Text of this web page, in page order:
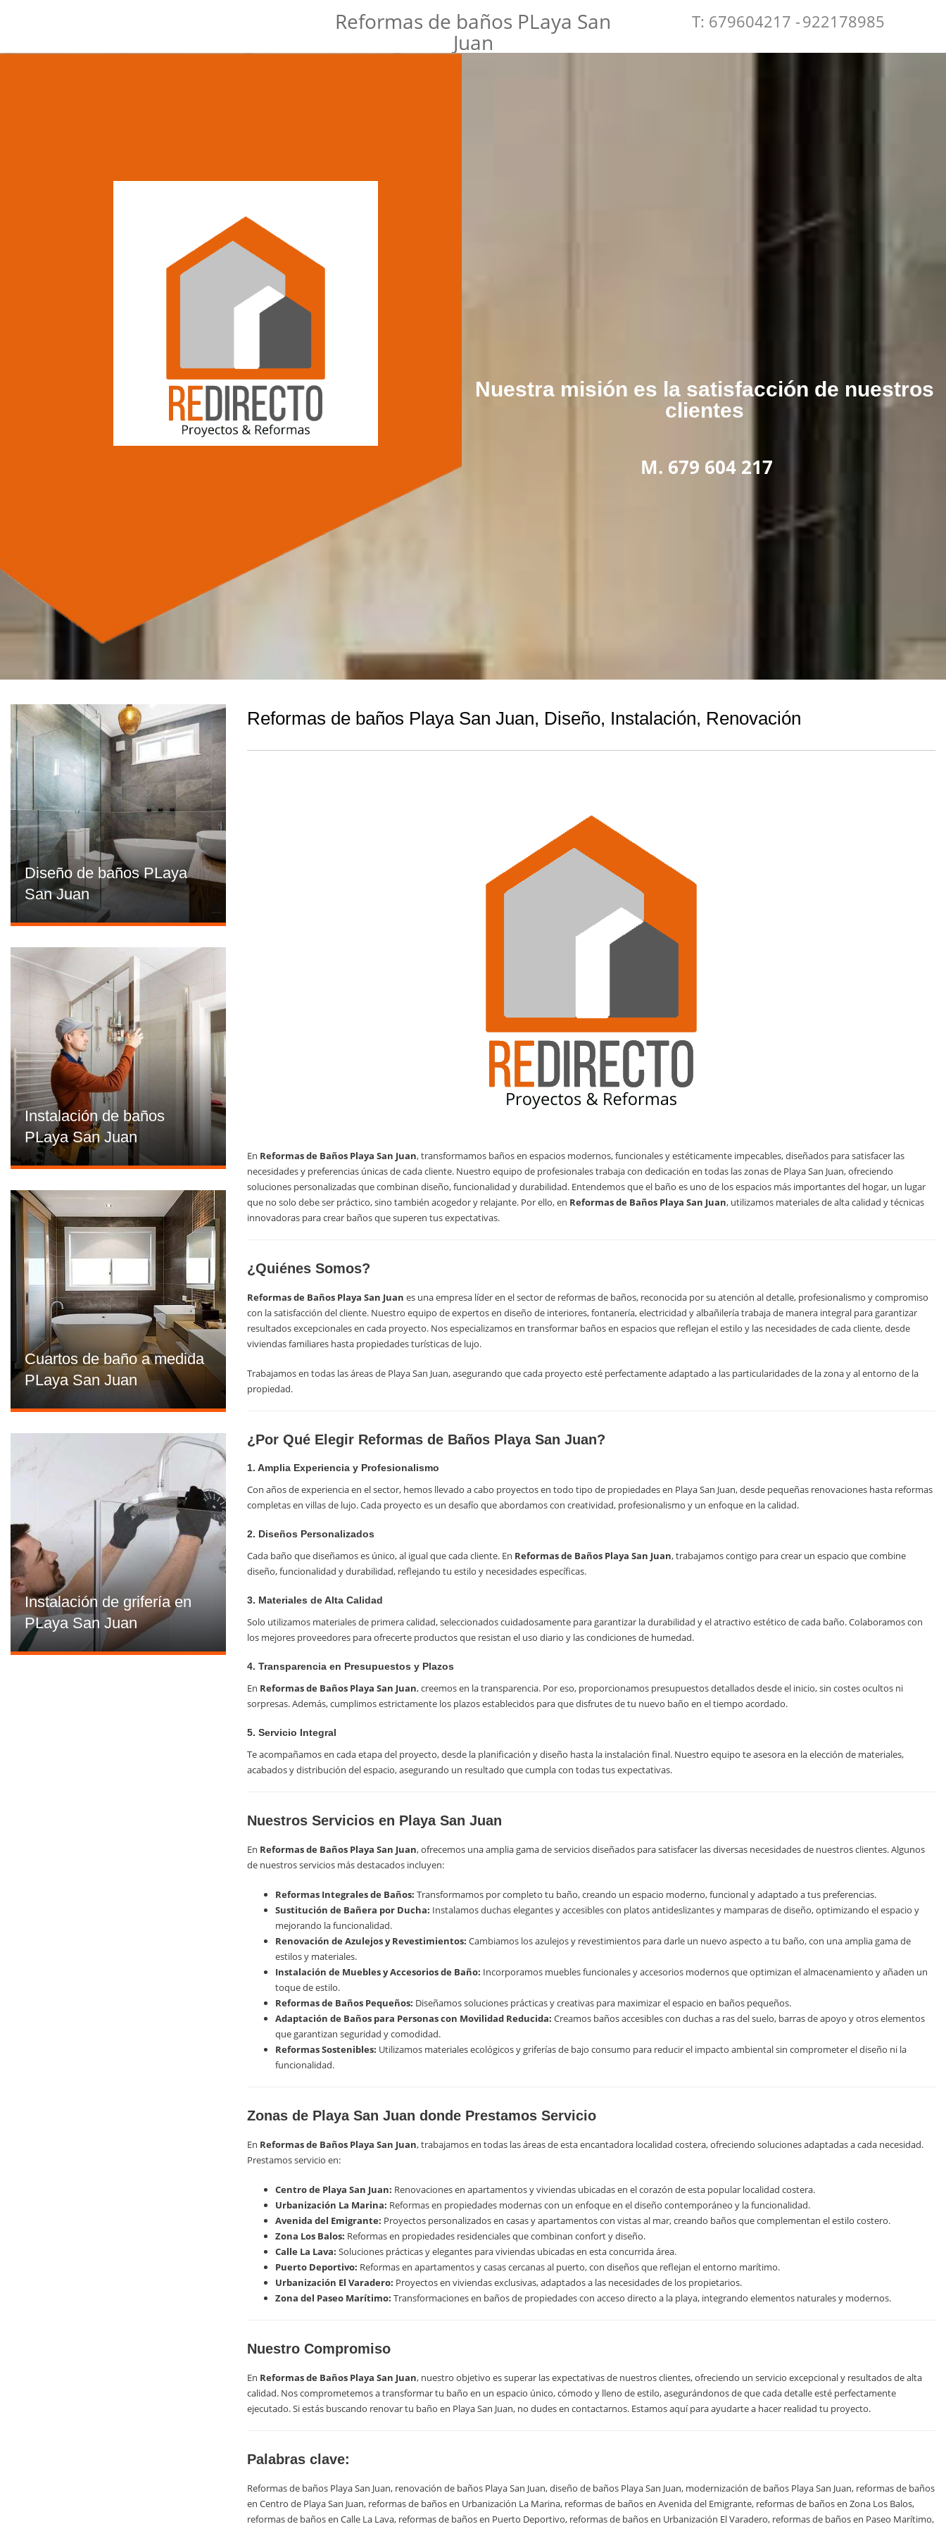
Reformas de baños PLaya San
Juan
T: 679604217 -922178985
Nuestra misión es la satisfacción de nuestros
clientes
M. 679 604 217
Diseño de baños PLaya
San Juan
Instalación de baños
PLaya San Juan
Cuartos de baño a medida
PLaya San Juan
Instalación de grifería en
PLaya San Juan
Reformas de baños Playa San Juan, Diseño, Instalación, Renovación
En Reformas de Baños Playa San Juan, transformamos baños en espacios modernos, funcionales y estéticamente impecables, diseñados para satisfacer las
necesidades y preferencias únicas de cada cliente. Nuestro equipo de profesionales trabaja con dedicación en todas las zonas de Playa San Juan, ofreciendo
soluciones personalizadas que combinan diseño, funcionalidad y durabilidad. Entendemos que el baño es uno de los espacios más importantes del hogar, un lugar
que no solo debe ser práctico, sino también acogedor y relajante. Por ello, en Reformas de Baños Playa San Juan, utilizamos materiales de alta calidad y técnicas
innovadoras para crear baños que superen tus expectativas.
¿Quiénes Somos?
Reformas de Baños Playa San Juan es una empresa líder en el sector de reformas de baños, reconocida por su atención al detalle, profesionalismo y compromiso
con la satisfacción del cliente. Nuestro equipo de expertos en diseño de interiores, fontanería, electricidad y albañilería trabaja de manera integral para garantizar
resultados excepcionales en cada proyecto. Nos especializamos en transformar baños en espacios que reflejan el estilo y las necesidades de cada cliente, desde
viviendas familiares hasta propiedades turísticas de lujo.
Trabajamos en todas las áreas de Playa San Juan, asegurando que cada proyecto esté perfectamente adaptado a las particularidades de la zona y al entorno de la
propiedad.
¿Por Qué Elegir Reformas de Baños Playa San Juan?
1. Amplia Experiencia y Profesionalismo
Con años de experiencia en el sector, hemos llevado a cabo proyectos en todo tipo de propiedades en Playa San Juan, desde pequeñas renovaciones hasta reformas
completas en villas de lujo. Cada proyecto es un desafío que abordamos con creatividad, profesionalismo y un enfoque en la calidad.
2. Diseños Personalizados
Cada baño que diseñamos es único, al igual que cada cliente. En Reformas de Baños Playa San Juan, trabajamos contigo para crear un espacio que combine
diseño, funcionalidad y durabilidad, reflejando tu estilo y necesidades específicas.
3. Materiales de Alta Calidad
Solo utilizamos materiales de primera calidad, seleccionados cuidadosamente para garantizar la durabilidad y el atractivo estético de cada baño. Colaboramos con
los mejores proveedores para ofrecerte productos que resistan el uso diario y las condiciones de humedad.
4. Transparencia en Presupuestos y Plazos
En Reformas de Baños Playa San Juan, creemos en la transparencia. Por eso, proporcionamos presupuestos detallados desde el inicio, sin costes ocultos ni
sorpresas. Además, cumplimos estrictamente los plazos establecidos para que disfrutes de tu nuevo baño en el tiempo acordado.
5. Servicio Integral
Te acompañamos en cada etapa del proyecto, desde la planificación y diseño hasta la instalación final. Nuestro equipo te asesora en la elección de materiales,
acabados y distribución del espacio, asegurando un resultado que cumpla con todas tus expectativas.
Nuestros Servicios en Playa San Juan
En Reformas de Baños Playa San Juan, ofrecemos una amplia gama de servicios diseñados para satisfacer las diversas necesidades de nuestros clientes. Algunos
de nuestros servicios más destacados incluyen:
Reformas Integrales de Baños: Transformamos por completo tu baño, creando un espacio moderno, funcional y adaptado a tus preferencias.
Sustitución de Bañera por Ducha: Instalamos duchas elegantes y accesibles con platos antideslizantes y mamparas de diseño, optimizando el espacio y
mejorando la funcionalidad.
Renovación de Azulejos y Revestimientos: Cambiamos los azulejos y revestimientos para darle un nuevo aspecto a tu baño, con una amplia gama de
estilos y materiales.
Instalación de Muebles y Accesorios de Baño: Incorporamos muebles funcionales y accesorios modernos que optimizan el almacenamiento y añaden un
toque de estilo.
Reformas de Baños Pequeños: Diseñamos soluciones prácticas y creativas para maximizar el espacio en baños pequeños.
Adaptación de Baños para Personas con Movilidad Reducida: Creamos baños accesibles con duchas a ras del suelo, barras de apoyo y otros elementos
que garantizan seguridad y comodidad.
Reformas Sostenibles: Utilizamos materiales ecológicos y griferías de bajo consumo para reducir el impacto ambiental sin comprometer el diseño ni la
funcionalidad.
Zonas de Playa San Juan donde Prestamos Servicio
En Reformas de Baños Playa San Juan, trabajamos en todas las áreas de esta encantadora localidad costera, ofreciendo soluciones adaptadas a cada necesidad.
Prestamos servicio en:
Centro de Playa San Juan: Renovaciones en apartamentos y viviendas ubicadas en el corazón de esta popular localidad costera.
Urbanización La Marina: Reformas en propiedades modernas con un enfoque en el diseño contemporáneo y la funcionalidad.
Avenida del Emigrante: Proyectos personalizados en casas y apartamentos con vistas al mar, creando baños que complementan el estilo costero.
Zona Los Balos: Reformas en propiedades residenciales que combinan confort y diseño.
Calle La Lava: Soluciones prácticas y elegantes para viviendas ubicadas en esta concurrida área.
Puerto Deportivo: Reformas en apartamentos y casas cercanas al puerto, con diseños que reflejan el entorno marítimo.
Urbanización El Varadero: Proyectos en viviendas exclusivas, adaptados a las necesidades de los propietarios.
Zona del Paseo Marítimo: Transformaciones en baños de propiedades con acceso directo a la playa, integrando elementos naturales y modernos.
Nuestro Compromiso
En Reformas de Baños Playa San Juan, nuestro objetivo es superar las expectativas de nuestros clientes, ofreciendo un servicio excepcional y resultados de alta
calidad. Nos comprometemos a transformar tu baño en un espacio único, cómodo y lleno de estilo, asegurándonos de que cada detalle esté perfectamente
ejecutado. Si estás buscando renovar tu baño en Playa San Juan, no dudes en contactarnos. Estamos aquí para ayudarte a hacer realidad tu proyecto.
Palabras clave:
Reformas de baños Playa San Juan, renovación de baños Playa San Juan, diseño de baños Playa San Juan, modernización de baños Playa San Juan, reformas de baños
en Centro de Playa San Juan, reformas de baños en Urbanización La Marina, reformas de baños en Avenida del Emigrante, reformas de baños en Zona Los Balos,
reformas de baños en Calle La Lava, reformas de baños en Puerto Deportivo, reformas de baños en Urbanización El Varadero, reformas de baños en Paseo Marítimo,